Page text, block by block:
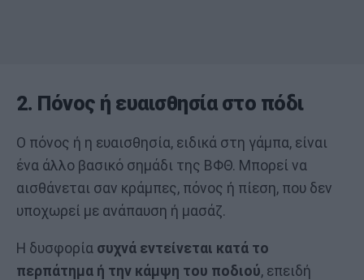
2. Πόνος ή ευαισθησία στο πόδι
Ο πόνος ή η ευαισθησία, ειδικά στη γάμπα, είναι
ένα άλλο βασικό σημάδι της ΒΦΘ. Μπορεί να
αισθάνεται σαν κράμπες, πόνος ή πίεση, που δεν
υποχωρεί με ανάπαυση ή μασάζ.
Η δυσφορία συχνά εντείνεται κατά το
περπάτημα ή την κάμψη του ποδιού, επειδή